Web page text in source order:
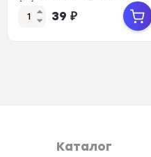
39 ₽
Каталог